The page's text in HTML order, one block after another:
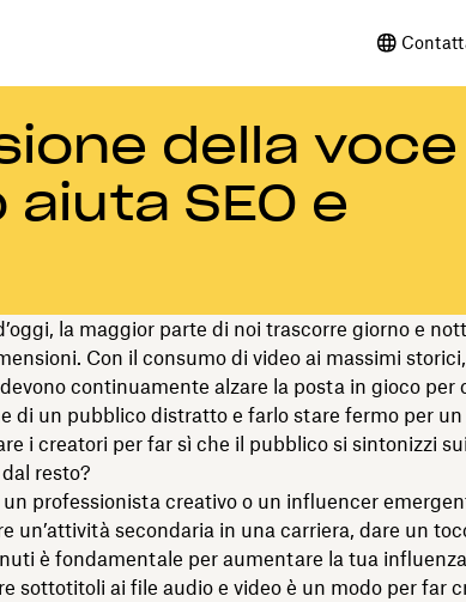
della voce
SEO e
la maggior parte di noi trascorre giorno e
Con il consumo di video ai massimi
continuamente alzare la posta in gioco per
di un pubblico distratto e farlo stare fermo per un
i creatori per far sì che il pubblico si sintonizzi
resto?
un professionista creativo o un influencer
un’attività secondaria in una carriera, dare un
è fondamentale per aumentare la tua
sottotitoli ai file audio e video è un modo per far